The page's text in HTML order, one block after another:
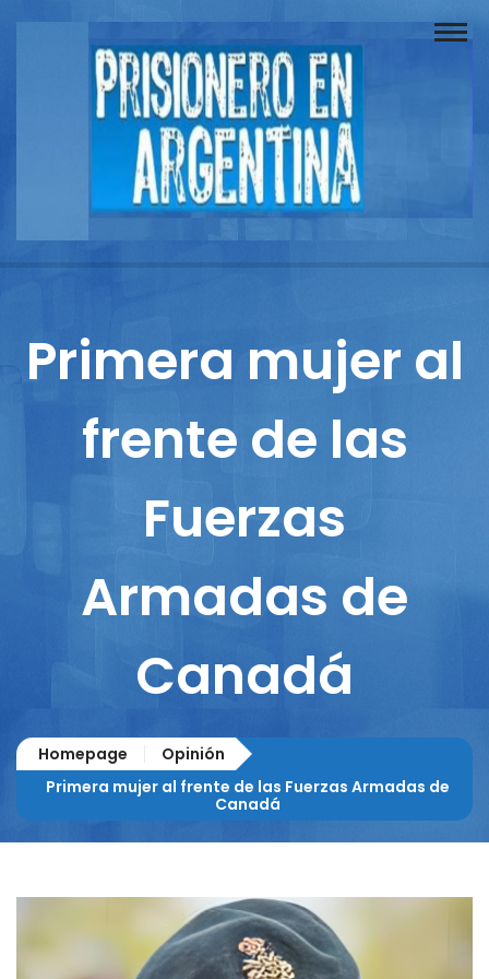
Buscador
Documentos
Reportajes
Columnistas
Primera mujer al
frente de las
Fuerzas
Armadas de
Canadá
Homepage
Opinión
Primera mujer al frente de las Fuerzas Armadas de
Canadá